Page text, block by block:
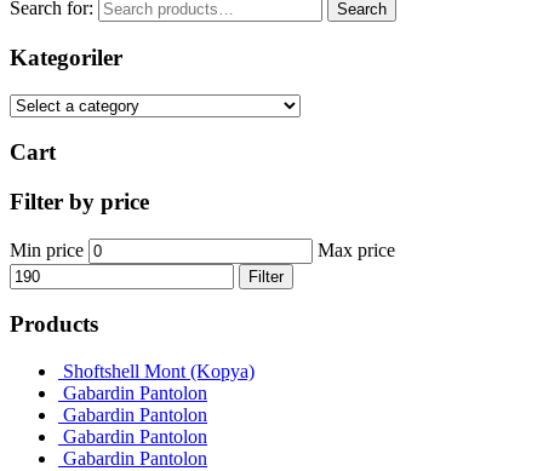
Search for: Search
Kategoriler
Cart
Filter by price
Min price Max price
Filter
Products
Shoftshell Mont (Kopya)
Gabardin Pantolon
Gabardin Pantolon
Gabardin Pantolon
Gabardin Pantolon